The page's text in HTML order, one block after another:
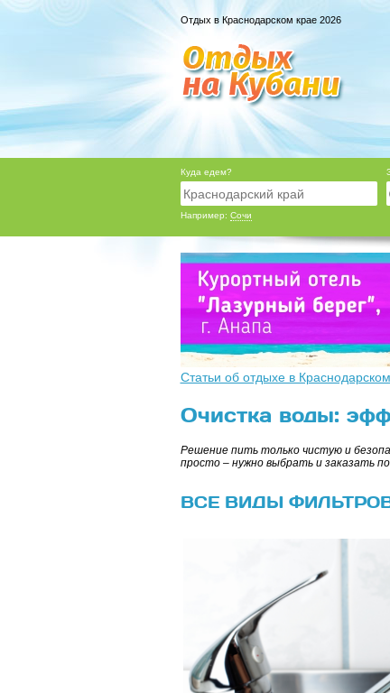
Отдых в Краснодарском крае 2026
Куда едем?
Например: Сочи
Статьи об отдыхе в
Очистка воды:
Решение пить только чистую и
просто – нужно выбрать и заказать
ВСЕ ВИДЫ